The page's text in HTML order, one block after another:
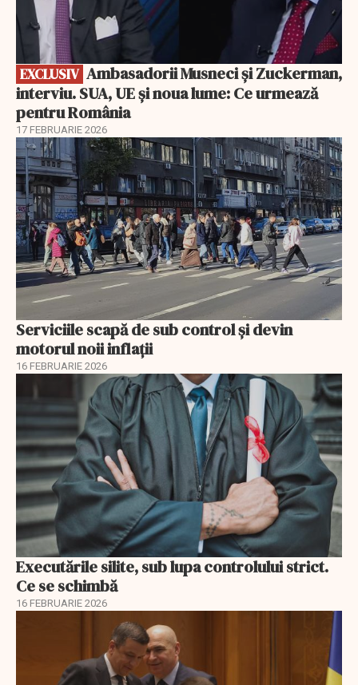
EXCLUSIV
interviu. SUA, UE și noua lume: Ce urmează
pentru România
17 FEBRUARIE 2026
Serviciile scapă de sub control și devin
motorul noii inflații
16 FEBRUARIE 2026
Executările silite, sub lupa controlului strict.
Ce se schimbă
16 FEBRUARIE 2026